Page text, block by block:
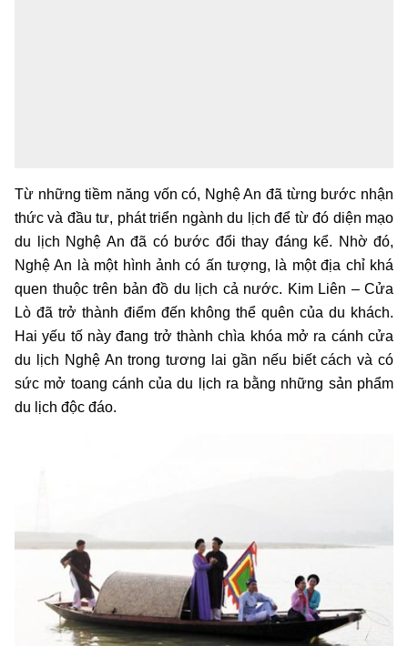
Từ những tiềm năng vốn có, Nghệ An đã từng bước nhận
thức và đầu tư, phát triển ngành du lịch để từ đó diện mạo
du lịch Nghệ An đã có bước đổi thay đáng kể. Nhờ đó,
Nghệ An là một hình ảnh có ấn tượng, là một địa chỉ khá
quen thuộc trên bản đồ du lịch cả nước. Kim Liên – Cửa
Lò đã trở thành điểm đến không thể quên của du khách.
Hai yếu tố này đang trở thành chìa khóa mở ra cánh cửa
du lịch Nghệ An trong tương lai gần nếu biết cách và có
sức mở toang cánh của du lịch ra bằng những sản phẩm
du lịch độc đáo.